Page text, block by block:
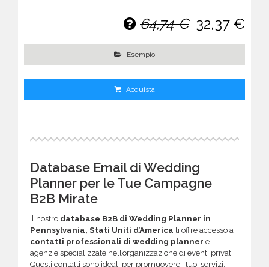
64,74 € 32,37 €
Esempio
Acquista
Database Email di Wedding
Planner per le Tue Campagne
B2B Mirate
Il nostro database B2B di Wedding Planner in
Pennsylvania, Stati Uniti d’America ti offre accesso a
contatti professionali di wedding planner e
agenzie specializzate nell’organizzazione di eventi privati.
Questi contatti sono ideali per promuovere i tuoi servizi,